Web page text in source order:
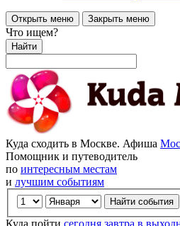
Открыть меню Закрыть меню
Что ищем?
Найти
Куда сходить в Москве. Афиша
Помощник и путеводитель
по интересным местам
и лучшим событиям
Куда пойти сегодня завтра в